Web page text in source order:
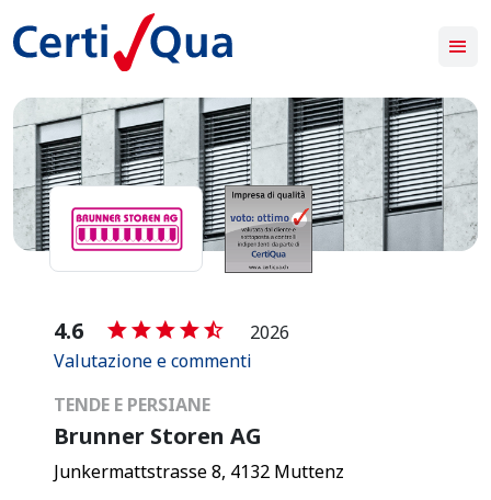
-
4.6
2026
Valutazione e commenti
TENDE E PERSIANE
Brunner Storen AG
Junkermattstrasse 8, 4132 Muttenz